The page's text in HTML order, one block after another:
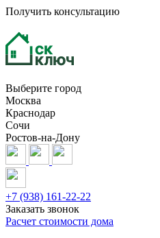
Получить консультацию
Выберите город
Москва
Краснодар
Сочи
Ростов-на-Дону
+7 (938) 161-22-22
Заказать звонок
Расчет стоимости дома